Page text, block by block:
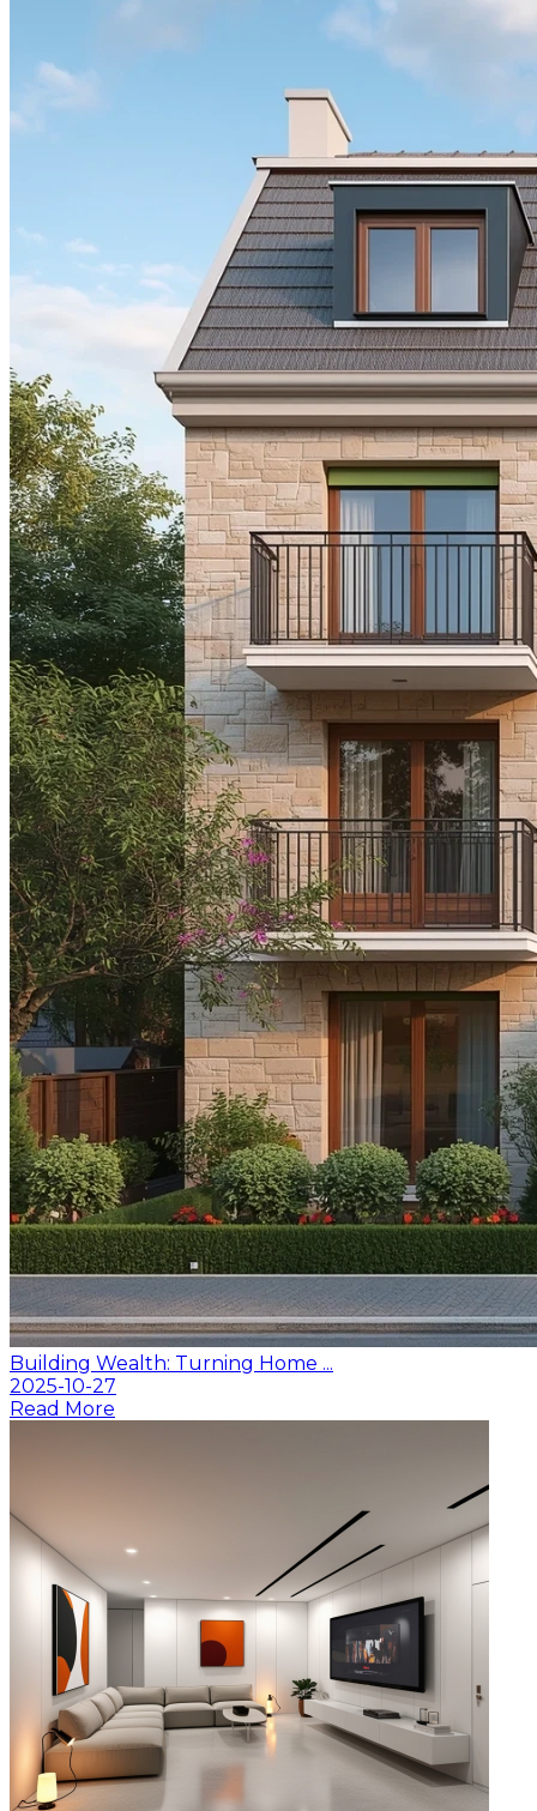
Building Wealth: Turning Home ...
2025-10-27
Read More